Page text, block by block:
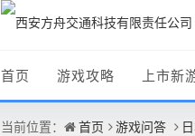
首页 游戏攻略 上市新
当前位置： 首页 游戏问答